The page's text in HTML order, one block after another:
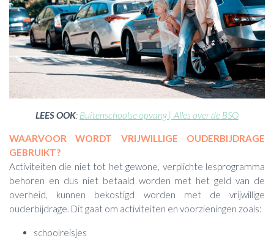
LEES OOK: Buitenschoolse opvang | Alles over de BSO
WAARVOOR WORDT VRIJWILLIGE OUDERBIJDRAGE
GEBRUIKT?
Activiteiten die niet tot het gewone, verplichte lesprogramma
behoren en dus niet betaald worden met het geld van de
overheid, kunnen bekostigd worden met de vrijwillige
ouderbijdrage. Dit gaat om activiteiten en voorzieningen zoals:
schoolreisjes